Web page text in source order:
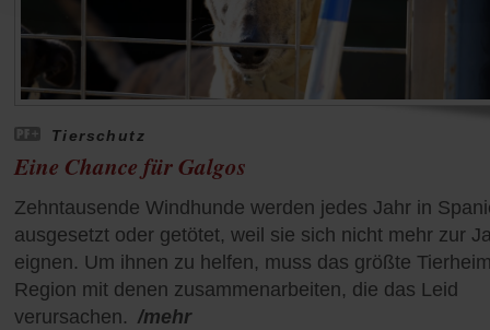
Tierschutz
Eine Chance für Galgos
Zehntausende Windhunde werden jedes Jahr in
ausgesetzt oder getötet, weil sie sich nicht mehr zur
eignen. Um ihnen zu helfen, muss das größte
Region mit denen zusammenarbeiten, die das Leid
verursachen. /mehr